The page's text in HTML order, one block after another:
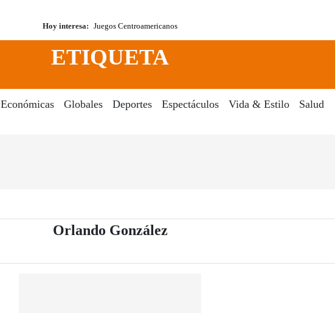
Hoy interesa: Juegos Centroamericanos
ETIQUETA
Económicas Globales Deportes Espectáculos Vida & Estilo Salud
Orlando González- Periódico El Dia Digital